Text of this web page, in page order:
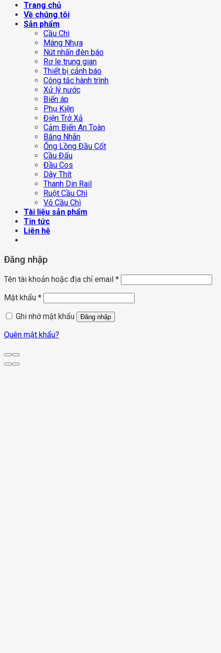
Trang chủ
Về chúng tôi
Sản phẩm
Cầu Chì
Máng Nhựa
Nút nhấn đèn báo
Rơ le trung gian
Thiết bị cảnh báo
Công tắc hành trình
Xử lý nước
Biến áp
Phụ Kiện
Điện Trở Xả
Cảm Biến An Toàn
Băng Nhãn
Ống Lồng Đầu Cốt
Cầu Đấu
Đầu Cos
Dây Thít
Thanh Din Rail
Ruột Cầu Chì
Vỏ Cầu Chì
Tài liệu sản phẩm
Tin tức
Liên hệ
Đăng nhập
Tên tài khoản hoặc địa chỉ email *
Mật khẩu *
Ghi nhớ mật khẩu
Đăng nhập
Quên mật khẩu?